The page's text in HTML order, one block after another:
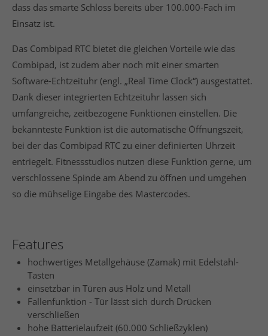
dass das smarte Schloss bereits über 100.000-Fach im
Einsatz ist.
Das Combipad RTC bietet die gleichen Vorteile wie das
Combipad, ist zudem aber noch mit einer smarten
Software-Echtzeituhr (engl. „Real Time Clock“) ausgestattet.
Dank dieser integrierten Echtzeituhr lassen sich
umfangreiche, zeitbezogene Funktionen einstellen. Die
bekannteste Funktion ist die automatische Öffnungszeit,
bei der das Combipad RTC zu einer definierten Uhrzeit
entriegelt. Fitnessstudios nutzen diese Funktion gerne, um
verschlossene Spinde am Abend zu öffnen und umgehen
so die mühselige Eingabe des Mastercodes.
Features
hochwertiges Metallgehäuse (Zamak) mit Edelstahl-
Tasten
einsetzbar in Türen aus Holz und Metall
Fallenfunktion - Tür lässt sich durch Drücken
verschließen
hohe Batterielaufzeit (60.000 Schließzyklen)